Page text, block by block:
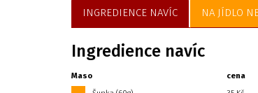
INGREDIENCE NAVÍC NA JÍDLO
Ingredience navíc
Maso
cena